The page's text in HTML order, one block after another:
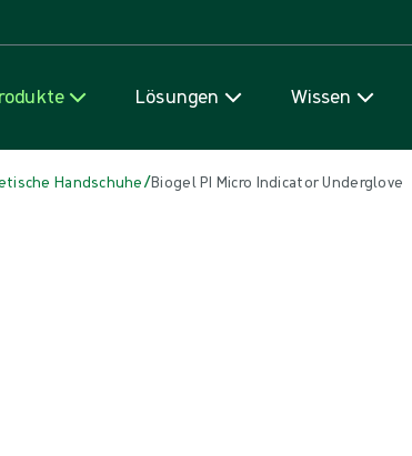
Lösungen Wissen
Handschuhe/Biogel PI Micro Indicator Underglove